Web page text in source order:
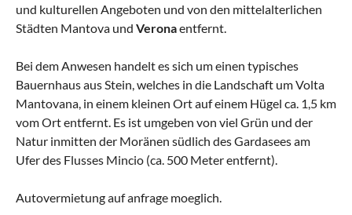
und kulturellen Angeboten und von den mittelalterlichen
Städten Mantova und Veronaentfernt.
Bei dem Anwesen handelt es sich um einen typisches
Bauernhaus aus Stein, welches in die Landschaft um Volta
Mantovana, in einem kleinen Ort auf einem Hügel ca. 1,5 km
vom Ort entfernt. Es ist umgeben von viel Grün und der
Natur inmitten der Moränen südlich des Gardasees am
Ufer des Flusses Mincio (ca. 500 Meter entfernt).
Autovermietung auf anfrage moeglich.